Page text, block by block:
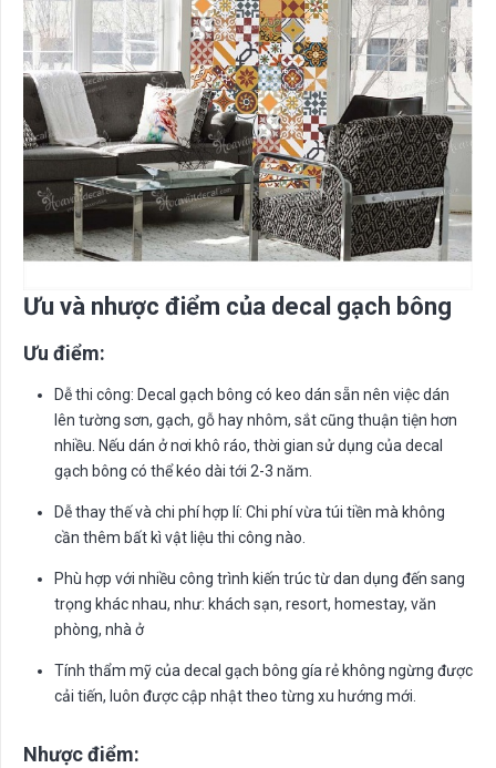
Ưu và nhược điểm của decal gạch bông
Ưu điểm:
Dễ thi công: Decal gạch bông có keo dán sẵn nên việc dán
lên tường sơn, gạch, gỗ hay nhôm, sắt cũng thuận tiện hơn
nhiều. Nếu dán ở nơi khô ráo, thời gian sử dụng của decal
gạch bông có thể kéo dài tới 2-3 năm.
Dễ thay thế và chi phí hợp lí: Chi phí vừa túi tiền mà không
cần thêm bất kì vật liệu thi công nào.
Phù hợp với nhiều công trình kiến trúc từ dan dụng đến sang
trọng khác nhau, như: khách sạn, resort, homestay, văn
phòng, nhà ở
Tính thẩm mỹ của decal gạch bông gía rẻ không ngừng được
cải tiến, luôn được cập nhật theo từng xu hướng mới.
Nhược điểm: